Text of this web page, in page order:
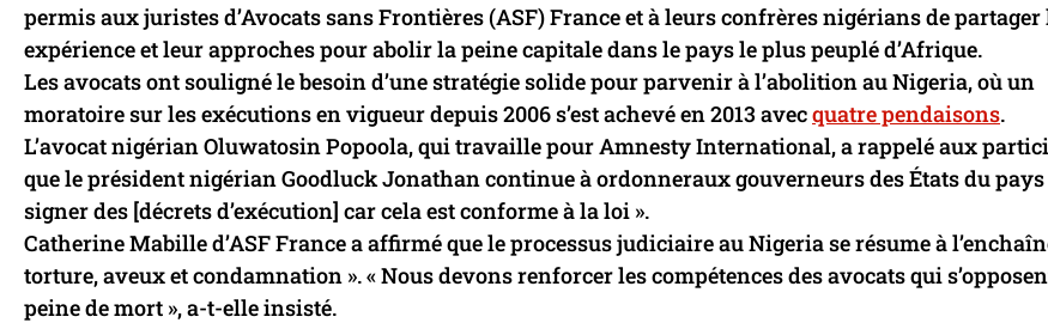
permis aux juristes d’Avocats sans Frontières (ASF) France et à leurs confrères nigérians de
expérience et leur approches pour abolir la peine capitale dans le pays le plus peuplé d’Afrique.
Les avocats ont souligné le besoin d’une stratégie solide pour parvenir à l’abolition au Nigeria, où un
moratoire sur les exécutions en vigueur depuis 2006 s’est achevé en 2013 avecquatre pendaisons.
L’avocat nigérian Oluwatosin Popoola, qui travaille pour Amnesty International, a rappelé aux
que le président nigérian Goodluck Jonathan continue à ordonneraux gouverneurs des États du pays
signer des [décrets d’exécution] car cela est conforme à la loi ».
Catherine Mabille d’ASF France a affirmé que le processus judiciaire au Nigeria se résume à
torture, aveux et condamnation ». « Nous devons renforcer les compétences des avocats qui
peine de mort », a-t-elle insisté.